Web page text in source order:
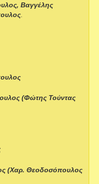
Βαγγέλης
(Φώτης Τούντας
(Χαρ. Θεοδοσόπουλος